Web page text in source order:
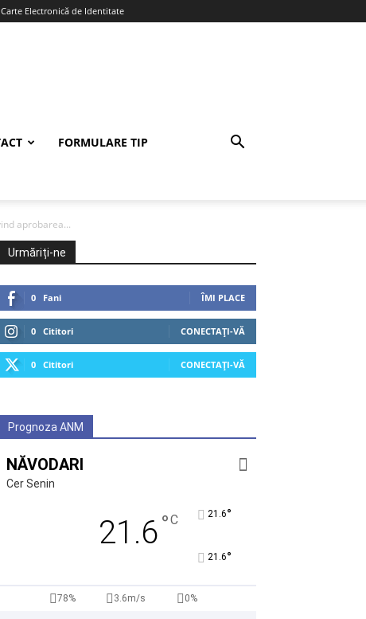
Electronică de Identitate
FORMULARE TIP
aprobarea...
Urmăriți-ne
0 Fani ÎMI PLACE
0 Cititori CONECTAȚI-VĂ
0 Cititori CONECTAȚI-VĂ
Prognoza ANM
NĂVODARI
Cer Senin
21.6°C 21.6°
21.6°
78% 3.6m/s 0%